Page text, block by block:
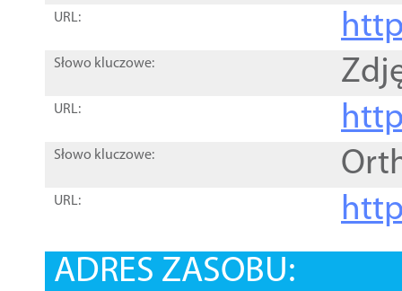
URL:
Słowo kluczowe:
URL:
Słowo kluczowe:
URL:
ADRES ZASOBU: